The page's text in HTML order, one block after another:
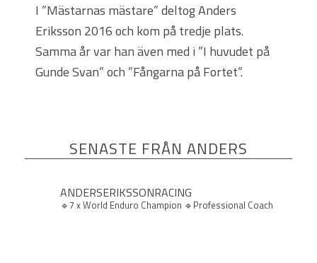
I ”Mästarnas mästare” deltog Anders
Eriksson 2016 och kom på tredje plats.
Samma år var han även med i ”I huvudet på
Gunde Svan” och ”Fångarna på Fortet”.
SENASTE FRÅN ANDERS
ANDERSERIKSSONRACING
🔹7 x World Enduro Champion 🔹Professional Coach